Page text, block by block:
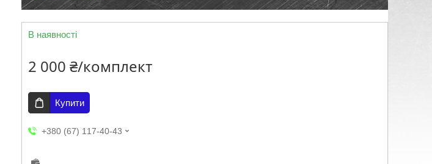
В наявності
2 000 ₴/комплект
Купити
+380 (67) 117-40-43